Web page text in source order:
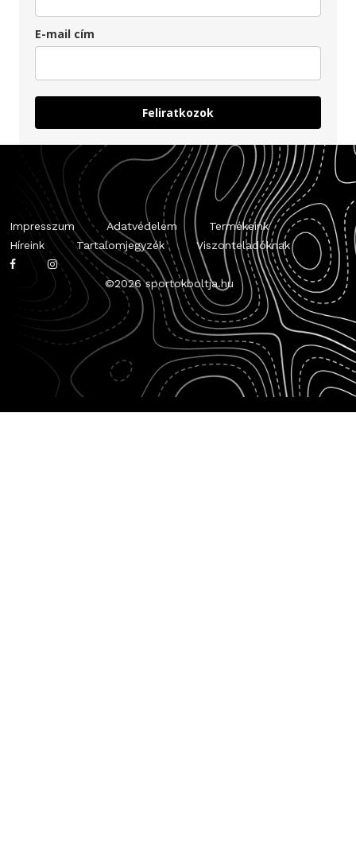
E-mail cím
Feliratkozok
Impresszum Adatvédelem
Termékeink
Híreink
Tartalomjegyzék Viszonteladóknak
©2026 sportokboltja.hu